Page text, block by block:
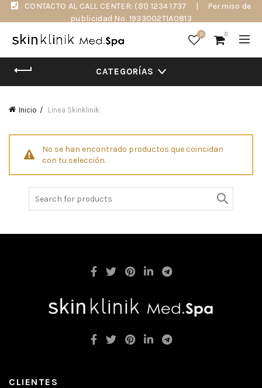
CONTACTO AL CALL CENTER: (81) 1234 1737 |
Permiso de
publicidad No. 1933002T1A0813
0 0
CATEGORÍAS
Inicio Linea Skinklinik
No se han encontrado productos que coincidan
con tu selección.
CLIENTES